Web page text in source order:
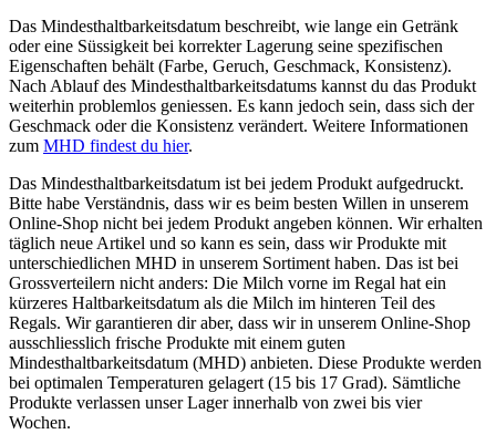
Das Mindesthaltbarkeitsdatum beschreibt, wie lange ein Getränk
oder eine Süssigkeit bei korrekter Lagerung seine spezifischen
Eigenschaften behält (Farbe, Geruch, Geschmack, Konsistenz).
Nach Ablauf des Mindesthaltbarkeitsdatums kannst du das Produkt
weiterhin problemlos geniessen. Es kann jedoch sein, dass sich der
Geschmack oder die Konsistenz verändert. Weitere Informationen
zum MHD findest du hier.
Das Mindesthaltbarkeitsdatum ist bei jedem Produkt aufgedruckt.
Bitte habe Verständnis, dass wir es beim besten Willen in unserem
Online-Shop nicht bei jedem Produkt angeben können. Wir erhalten
täglich neue Artikel und so kann es sein, dass wir Produkte mit
unterschiedlichen MHD in unserem Sortiment haben. Das ist bei
Grossverteilern nicht anders: Die Milch vorne im Regal hat ein
kürzeres Haltbarkeitsdatum als die Milch im hinteren Teil des
Regals. Wir garantieren dir aber, dass wir in unserem Online-Shop
ausschliesslich frische Produkte mit einem guten
Mindesthaltbarkeitsdatum (MHD) anbieten. Diese Produkte werden
bei optimalen Temperaturen gelagert (15 bis 17 Grad). Sämtliche
Produkte verlassen unser Lager innerhalb von zwei bis vier
Wochen.